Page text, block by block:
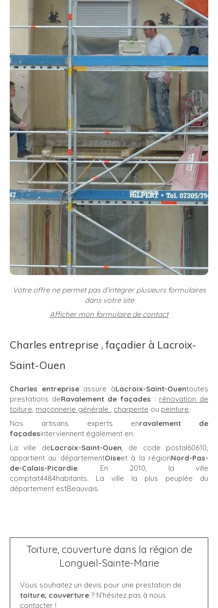
Votre offre ne permet pas d’intégrer plusieurs formulaires
dans votre site
Afficher mon formulaire de contact
Charles entreprise , façadier à Lacroix-
Saint-Ouen
Charles entreprise assure àLacroix-Saint-Ouentoutes
prestations deRavalement de façades : rénovation de
toiture, maçonnerie générale , charpente ou peinture.
Nos artisans experts enravalement de
façadesinterviennent également en.
La ville deLacroix-Saint-Ouen, de code postal60610,
appartient au départementOiseet à la régionNord-Pas-
de-Calais-Picardie. En 2010, la ville
comptait4484habitants. La ville la plus peuplée du
département estBeauvais.
Toiture, couverture dans la région de
Longueil-Sainte-Marie
Vous souhaitez un devis pour une prestation de
toiture, couverture ? N'hésitez pas à nous
contacter !